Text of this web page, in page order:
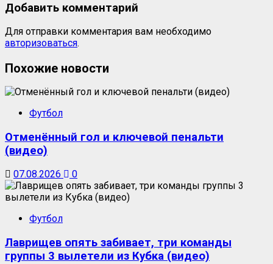
Добавить комментарий
Для отправки комментария вам необходимо
авторизоваться.
Похожие новости
Футбол
Отменённый гол и ключевой пенальти
(видео)
07.08.2026 0
Футбол
Лаврищев опять забивает, три команды
группы 3 вылетели из Кубка (видео)